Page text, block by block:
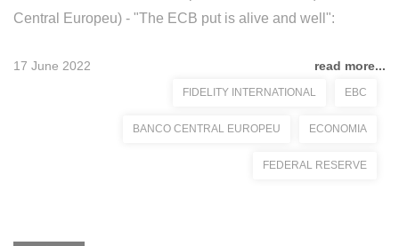
Central Europeu) - "The ECB put is alive and well":
17 June 2022 read more...
FIDELITY INTERNATIONAL EBC
BANCO CENTRAL EUROPEU ECONOMIA
FEDERAL RESERVE